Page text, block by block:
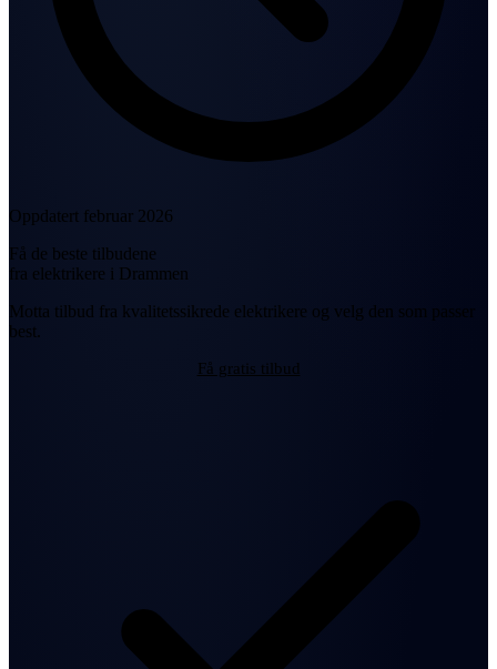
Oppdatert februar 2026
Få de beste tilbudene
fra elektrikere i Drammen
Motta tilbud fra kvalitetssikrede elektrikere og velg den som passer
best.
Få gratis tilbud